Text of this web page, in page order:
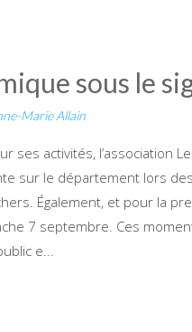
sous le
Marie Allain
ses activités, l’association
sur le département lors
Également, et pour la
7 septembre. Ces
e...